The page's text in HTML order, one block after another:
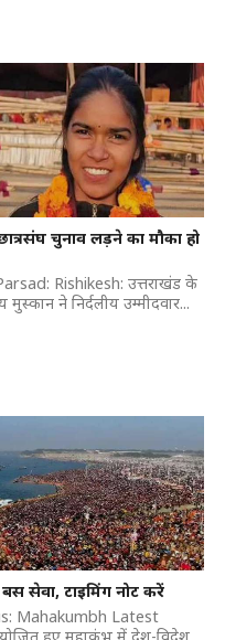
छात्रसंघ चुनाव लड़ने का मौका हो
Rishikesh: उत्तराखंड के
ने निर्दलीय उम्मीदवार...
सेवा, टाइमिंग नोट करें
Mahakumbh Latest